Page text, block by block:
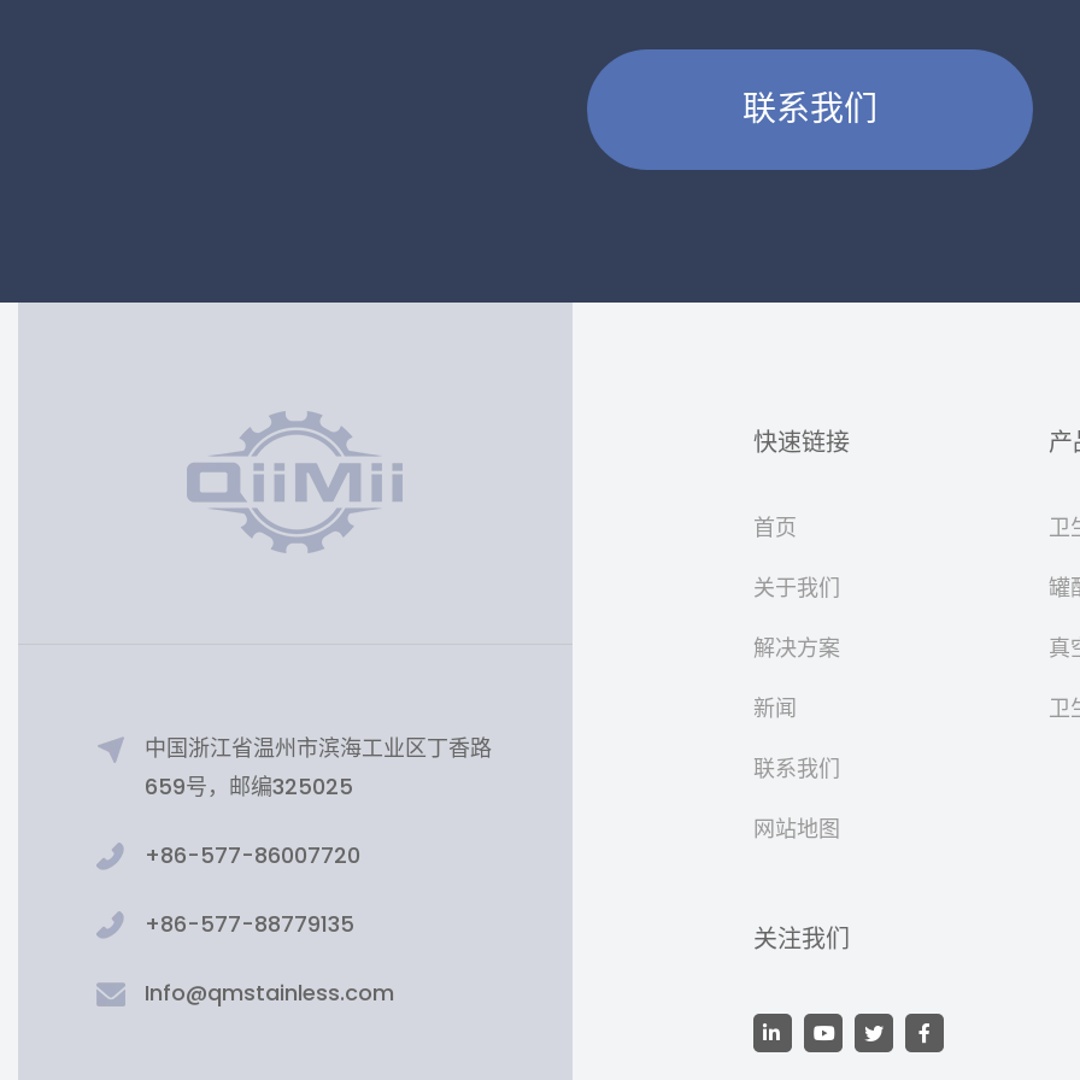
联系我们
中国浙江省温州市滨海工业区丁香路
659号，邮编325025
+86-577-86007720
+86-577-88779135
Info@qmstainless.com
快速链接
首页
关于我们
解决方案
新闻
联系我们
网站地图
产
卫
罐
真
卫
关注我们